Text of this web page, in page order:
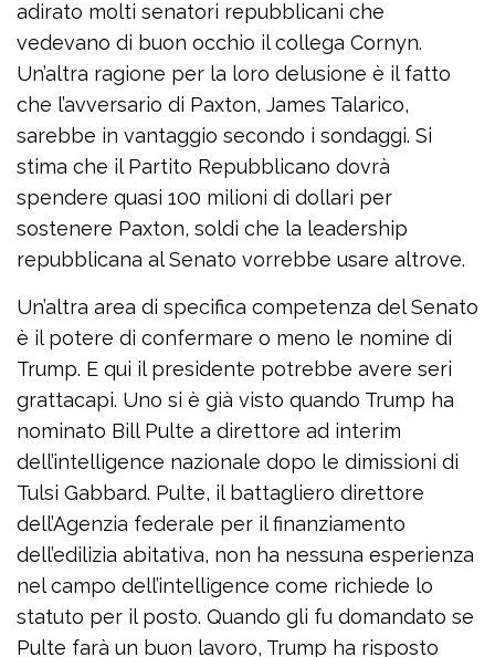
adirato molti senatori repubblicani che
vedevano di buon occhio il collega Cornyn.
Un’altra ragione per la loro delusione è il fatto
che l’avversario di Paxton, James Talarico,
sarebbe in vantaggio secondo i sondaggi. Si
stima che il Partito Repubblicano dovrà
spendere quasi 100 milioni di dollari per
sostenere Paxton, soldi che la leadership
repubblicana al Senato vorrebbe usare altrove.
Un’altra area di specifica competenza del Senato
è il potere di confermare o meno le nomine di
Trump. E qui il presidente potrebbe avere seri
grattacapi. Uno si è già visto quando Trump ha
nominato Bill Pulte a direttore ad interim
dell’intelligence nazionale dopo le dimissioni di
Tulsi Gabbard. Pulte, il battagliero direttore
dell’Agenzia federale per il finanziamento
dell’edilizia abitativa, non ha nessuna esperienza
nel campo dell’intelligence come richiede lo
statuto per il posto. Quando gli fu domandato se
Pulte farà un buon lavoro, Trump ha risposto